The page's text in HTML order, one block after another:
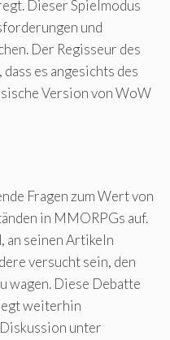
Dieser Spielmodus
und
Der Regisseur des
es angesichts des
Version von WoW
Fragen zum Wert von
in MMORPGs auf.
an seinen Artikeln
versucht sein, den
wagen. Diese Debatte
weiterhin
unter